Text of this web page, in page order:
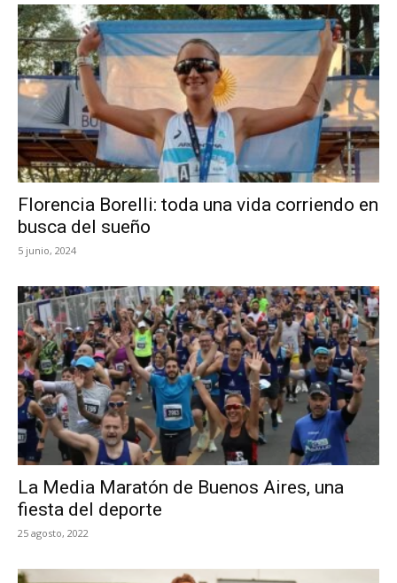
Florencia Borelli: toda una vida corriendo en
busca del sueño
5 junio, 2024
La Media Maratón de Buenos Aires, una
fiesta del deporte
25 agosto, 2022